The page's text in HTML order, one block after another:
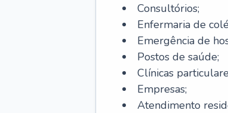
Consultórios;
Enfermaria de
Emergência de
Postos de saúde;
Clínicas
Empresas;
Atendimento